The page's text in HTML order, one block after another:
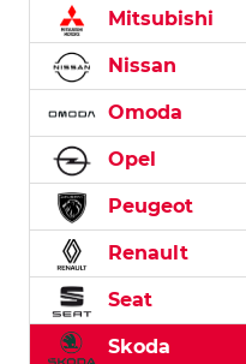
Mitsubishi
Nissan
Omoda
Opel
Peugeot
Renault
Seat
Skoda